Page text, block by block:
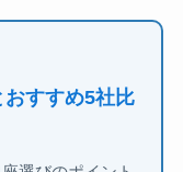
おすすめ5社比